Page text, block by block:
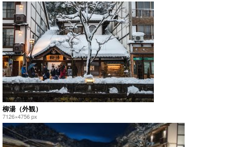
柳湯（外観）
7126×4756 px